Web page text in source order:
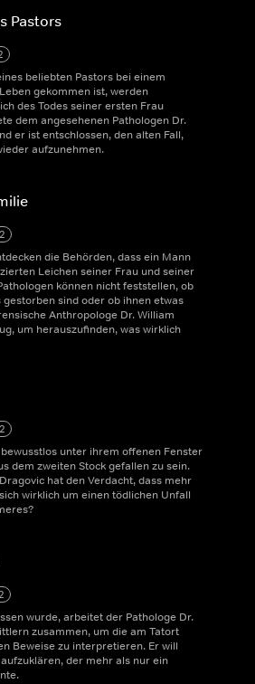
Pastors
beliebten Pastors bei einem
gekommen ist, werden
des Todes seiner ersten Frau
dem angesehenen Pathologen Dr.
er ist entschlossen, den alten Fall,
aufzunehmen.
die Behörden, dass ein Mann
Leichen seiner Frau und seiner
können nicht feststellen, ob
sind oder ob ihnen etwas
Anthropologe Dr. William
um herauszufinden, was wirklich
unter ihrem offenen Fenster
dem zweiten Stock gefallen zu sein.
hat den Verdacht, dass mehr
wirklich um einen tödlichen Unfall
wurde, arbeitet der Pathologe Dr.
zusammen, um die am Tatort
Beweise zu interpretieren. Er will
der mehr als nur ein